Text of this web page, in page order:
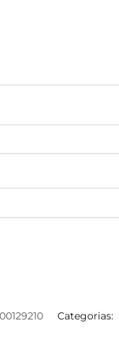
Categorias: